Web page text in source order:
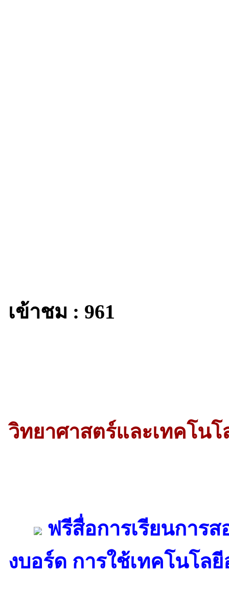
เข้าชม : 961
วิทยาศาสตร์และเทคโน
ฟรีสื่อการเรียนการส
งบอร์ด การใช้เทคโนโล